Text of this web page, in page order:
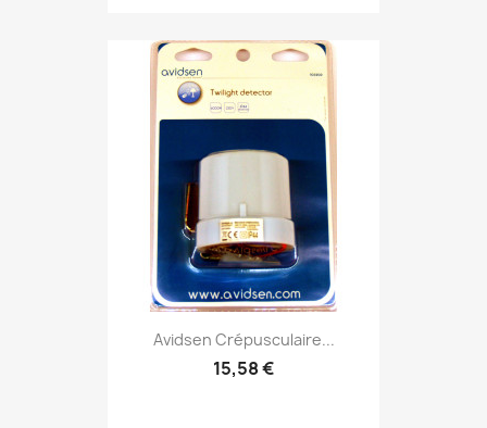
Avidsen Crépusculaire...
15,58 €